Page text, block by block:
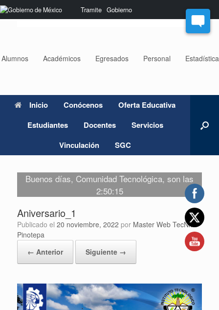
Nota:
este
sistema
Tramite Gobierno
Saltar
al
Alumnos Académicos Egresados Personal
Inicio Conócenos
Oferta Educativa
Estudiantes
Docentes
Servicios
Vinculación
SGC
Buenos días, Comunidad Tecnológica, son las
2:50:15
Aniversario_1
Publicado el 20 noviembre, 2022 por Master Web TecNM
Pinotepa
← Anterior
Siguiente →